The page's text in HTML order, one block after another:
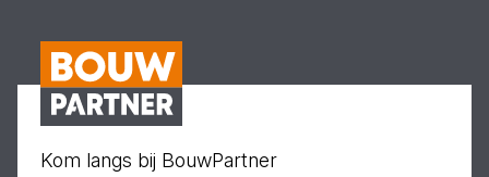
Kom langs bij BouwPartner